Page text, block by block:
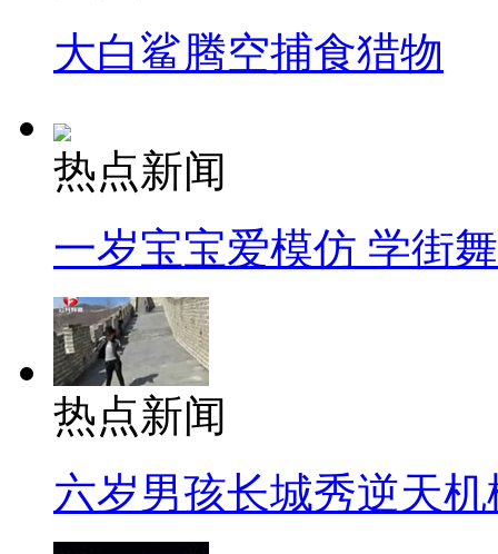
大白鲨腾空捕食猎物
热点新闻
一岁宝宝爱模仿 学街
热点新闻
六岁男孩长城秀逆天机